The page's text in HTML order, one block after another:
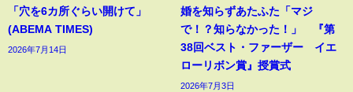
「穴を6カ所ぐらい開けて」
(ABEMA TIMES)
2026年7月14日
婚を知らずあたふた「マジ
で！？知らなかった！」 『第
38回ベスト・ファーザー イエ
ローリボン賞』授賞式
2026年7月3日